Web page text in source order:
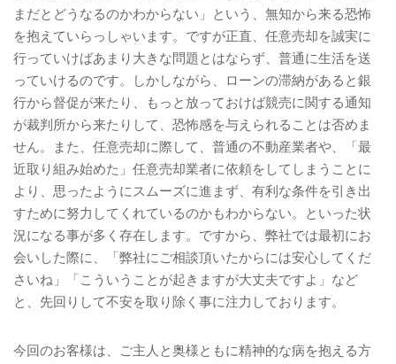
まだとどうなるのかわからない」という、無知から来る恐怖
を抱えていらっしゃいます。ですが正直、任意売却を誠実に
行っていけばあまり大きな問題とはならず、普通に生活を送
っていけるのです。しかしながら、ローンの滞納があると銀
行から督促が来たり、もっと放っておけば競売に関する通知
が裁判所から来たりして、恐怖感を与えられることは否めま
せん。また、任意売却に際して、普通の不動産業者や、「最
近取り組み始めた」任意売却業者に依頼をしてしまうことに
より、思ったようにスムーズに進まず、有利な条件を引き出
すために努力してくれているのかもわからない。といった状
況になる事が多く存在します。ですから、弊社では最初にお
会いした際に、「弊社にご相談頂いたからには安心してくだ
さいね」「こういうことが起きますが大丈夫ですよ」など
と、先回りして不安を取り除く事に注力しております。
今回のお客様は、ご主人と奥様ともに精神的な病を抱える方